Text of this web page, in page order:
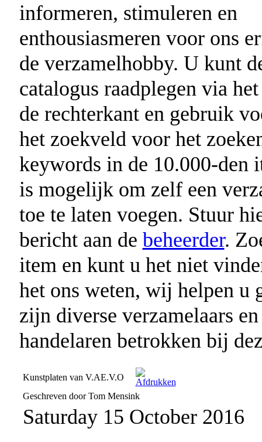
informeren, stimuleren en
enthousiasmeren voor ons
de verzamelhobby. U kunt
catalogus raadplegen via
de rechterkant en gebruik
het zoekveld voor het
keywords in de 10.000-den
is mogelijk om zelf een
toe te laten voegen. Stuur
bericht aan de beheerder.
item en kunt u het niet
het ons weten, wij helpen u
zijn diverse verzamelaars en
handelaren betrokken bij
Kunstplaten van V.AE.V.O
Geschreven door Tom Mensink
Saturday 15 October 2016